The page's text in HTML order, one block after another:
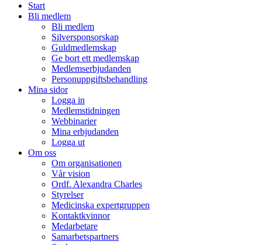
Start
Bli medlem
Bli medlem
Silversponsorskap
Guldmedlemskap
Ge bort ett medlemskap
Medlemserbjudanden
Personuppgiftsbehandling
Mina sidor
Logga in
Medlemstidningen
Webbinarier
Mina erbjudanden
Logga ut
Om oss
Om organisationen
Vår vision
Ordf. Alexandra Charles
Styrelser
Medicinska expertgruppen
Kontaktkvinnor
Medarbetare
Samarbetspartners